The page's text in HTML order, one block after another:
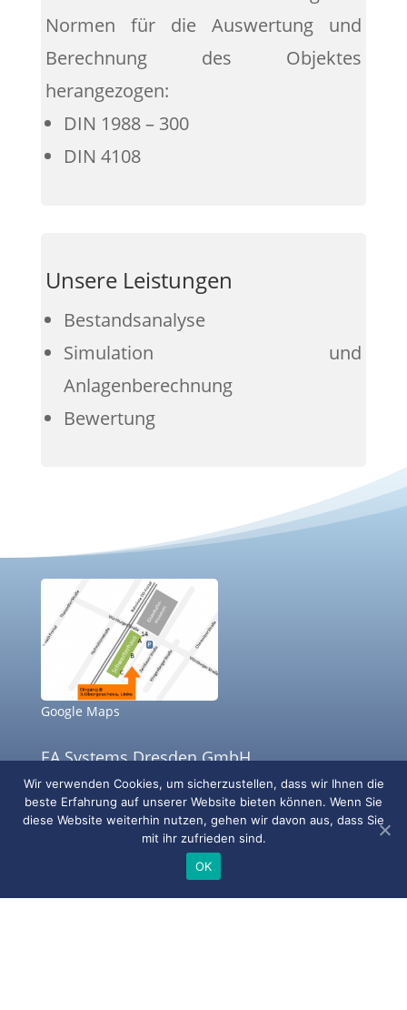
Normen für die Auswertung und
Berechnung des Objektes
herangezogen:
DIN 1988 – 300
DIN 4108
Unsere Leistungen
Bestandsanalyse
Simulation und
Anlagenberechnung
Bewertung
Google Maps
EA Systems Dresden GmbH
Würzburger Str. 14
01187 Dresden
Deutschland
Tel.: +49 351 467136 55
Mail: info@ea-energie.de
Wir verwenden Cookies, um sicherzustellen, dass wir Ihnen die
beste Erfahrung auf unserer Website bieten können. Wenn Sie
diese Website weiterhin nutzen, gehen wir davon aus, dass Sie
mit ihr zufrieden sind.
OK